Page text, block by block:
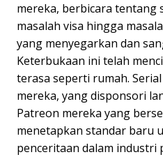
mereka, berbicara tentang
masalah visa hingga
yang menyegarkan dan
Keterbukaan ini telah
terasa seperti rumah.
mereka, yang disponsori
Patreon mereka yang
menetapkan standar baru
penceritaan dalam industri